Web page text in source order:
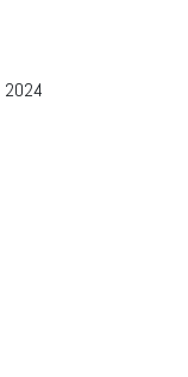
2024